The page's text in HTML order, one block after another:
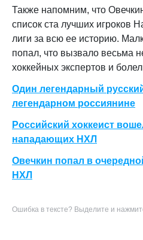
Также напомним, что
список ста лучших игроков
лиги за всю ее историю.
попал, что вызвало весьма
хоккейных экспертов и
Один легендарный
легендарном россиянине
Российский хоккеист
нападающих НХЛ
Овечкин попал в
НХЛ
Ошибка в тексте? Выделите и